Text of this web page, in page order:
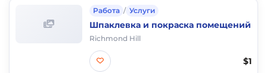
Работа / Услуги
Шпаклевка и покраска помещений
Richmond Hill
$1